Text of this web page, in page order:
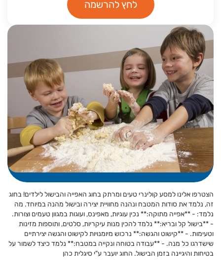
לחץ להרשמה
הצטרפו אלינו למסע קולינרי טעים ומרתק בחוג האפייה והבישול לילדים! בחוג
זה, נלמד את סודות המטבח ונהנה מחוויית יצירה ובישול מהנה במיוחד. מה
נלמד: - **אפייה מתוקה:** נכין עוגיות, מאפינס, ועוגות במגוון טעמים וצורות.
- **בישול קל ובריא:** נלמד להכין מנות עיקריות, סלטים, ותוספות מזינות
וטעימות. - **קישוט והגשה:** נרכוש מיומנויות לקישוט והגשה יצירתיים
שישדרגו כל מנה. - **עבודה בטוחה ונקייה במטבח:** נלמד כיצד לשמור על
בטיחות והיגיינה בזמן הבישול. החוג יועבר ע"י סיגלית כהן